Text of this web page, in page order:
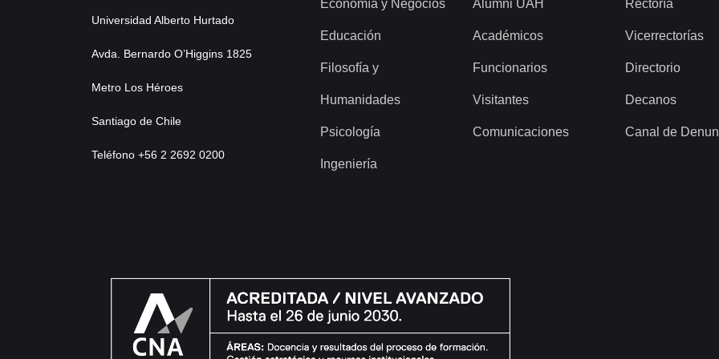
Universidad Alberto Hurtado
Avda. Bernardo O’Higgins 1825
Metro Los Héroes
Santiago de Chile
Teléfono +56 2 2692 0200
Economía y Negocios
Educación
Filosofía y
Humanidades
Psicología
Ingeniería
Alumni UAH
Académicos
Funcionarios
Visitantes
Comunicaciones
Rectoría
Vicerrectorías
Directorio
Decanos
Canal de